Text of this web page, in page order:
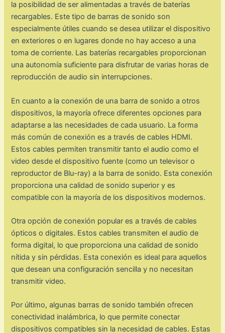
la posibilidad de ser alimentadas a través de baterías
recargables. Este tipo de barras de sonido son
especialmente útiles cuando se desea utilizar el dispositivo
en exteriores o en lugares donde no hay acceso a una
toma de corriente. Las baterías recargables proporcionan
una autonomía suficiente para disfrutar de varias horas de
reproducción de audio sin interrupciones.
En cuanto a la conexión de una barra de sonido a otros
dispositivos, la mayoría ofrece diferentes opciones para
adaptarse a las necesidades de cada usuario. La forma
más común de conexión es a través de cables HDMI.
Estos cables permiten transmitir tanto el audio como el
video desde el dispositivo fuente (como un televisor o
reproductor de Blu-ray) a la barra de sonido. Esta conexión
proporciona una calidad de sonido superior y es
compatible con la mayoría de los dispositivos modernos.
Otra opción de conexión popular es a través de cables
ópticos o digitales. Estos cables transmiten el audio de
forma digital, lo que proporciona una calidad de sonido
nítida y sin pérdidas. Esta conexión es ideal para aquellos
que desean una configuración sencilla y no necesitan
transmitir video.
Por último, algunas barras de sonido también ofrecen
conectividad inalámbrica, lo que permite conectar
dispositivos compatibles sin la necesidad de cables. Estas